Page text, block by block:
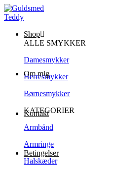
Shop
ALLE SMYKKER
Damesmykker
Herresmykker
Børnesmykker
KATEGORIER
Armbånd
Armringe
Halskæder
Om mig
Kontakt
Betingelser